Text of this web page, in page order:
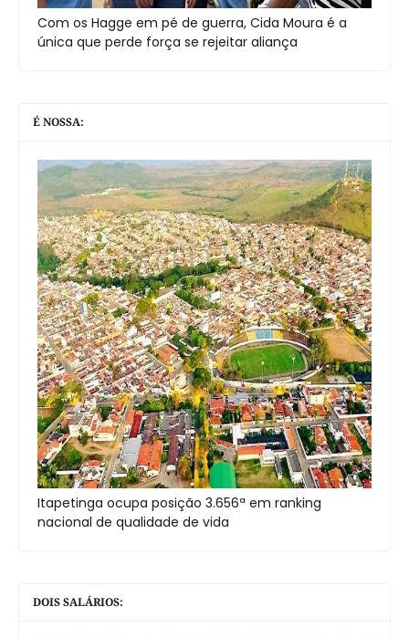
Com os Hagge em pé de guerra, Cida Moura é a
única que perde força se rejeitar aliança
É NOSSA:
Itapetinga ocupa posição 3.656ª em ranking
nacional de qualidade de vida
DOIS SALÁRIOS: